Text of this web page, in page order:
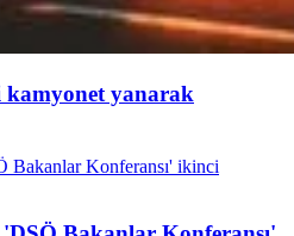
yanarak